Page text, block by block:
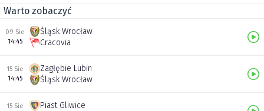
Warto zobaczyć
09 Sie
14:45
Śląsk Wrocław
Cracovia
15 Sie
14:45
Zagłębie Lubin
Śląsk Wrocław
15 Sie
Piast Gliwice